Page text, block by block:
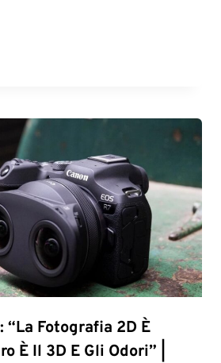
“La Fotografia 2D È
È Il 3D E Gli Odori” |